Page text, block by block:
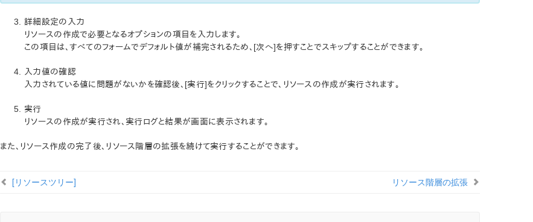
詳細設定の入力
リソースの作成で必要となるオプションの項目を入力します。
この項目は、すべてのフォームでデフォルト値が補完されるため、[次へ]を押すことでスキップすることができます。
入力値の確認
入力されている値に問題がないかを確認後、[実行]をクリックすることで、リソースの作成が実行されます。
実行
リソースの作成が実行され、実行ログと結果が画面に表示されます。
また、リソース作成の完了後、リソース階層の拡張を続けて実行することができます。
[リソースツリー] リソース階層の拡張